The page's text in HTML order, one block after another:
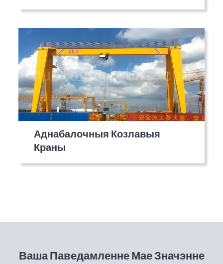
Аднабалочныя Козлавыя
Краны
Ваша Паведамленне Мае Значэнне